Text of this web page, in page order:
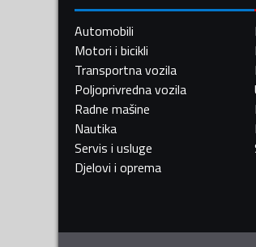
Automobili
Motori i bicikli
Transportna vozila
Poljoprivredna vozila
Radne mašine
Nautika
Servis i usluge
Djelovi i oprema